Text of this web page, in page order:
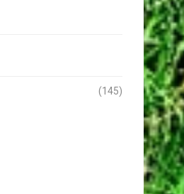
(145)